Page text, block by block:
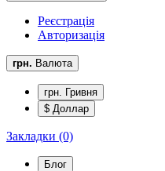
Реєстрація
Авторизація
грн. Валюта
грн. Гривня
$ Доллар
Закладки (0)
Блог